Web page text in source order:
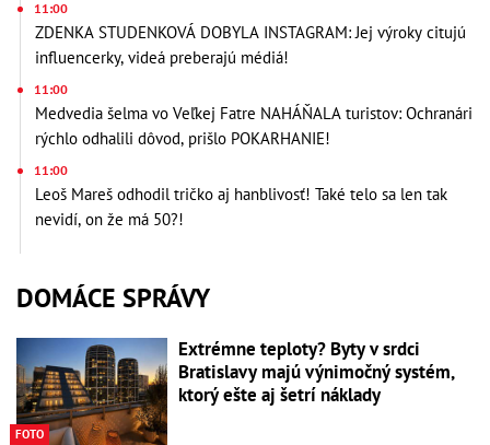
11:00
ZDENKA STUDENKOVÁ DOBYLA INSTAGRAM: Jej výroky citujú
influencerky, videá preberajú médiá!
11:00
Medvedia šelma vo Veľkej Fatre NAHÁŇALA turistov: Ochranári
rýchlo odhalili dôvod, prišlo POKARHANIE!
11:00
Leoš Mareš odhodil tričko aj hanblivosť! Také telo sa len tak
nevidí, on že má 50?!
DOMÁCE SPRÁVY
FOTO
Extrémne teploty? Byty v srdci
Bratislavy majú výnimočný systém,
ktorý ešte aj šetrí náklady